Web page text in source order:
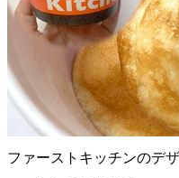
ファーストキッチンのデ